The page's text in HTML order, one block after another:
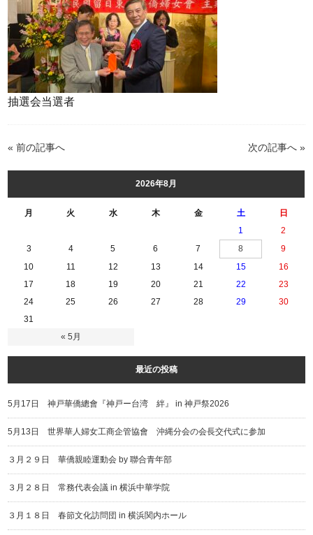
抽選会当選者
« 前の記事へ 次の記事へ »
2026年8月
月 火 水 木 金 土 日
« 5月
1
2
3
4 5 6 7 8
9
10
11 12 13 14 15
16
17
18 19 20 21 22
23
24
25 26 27 28 29
30
31
最近の投稿
5月17日 神戸華僑總會『神戸ー台湾 絆』 in 神戸祭2026
5月13日 世界華人婦女工商企管協會 沖縄分会の会長交代式に参加
３月２９日 華僑親睦運動会 by 聯合青年部
３月２８日 常務代表会議 in 横浜中華学院
３月１８日 春節文化訪問団 in 横浜関内ホール